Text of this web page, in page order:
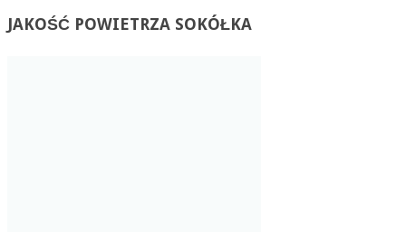
JAKOŚĆPOWIETRZA SOKÓŁKA